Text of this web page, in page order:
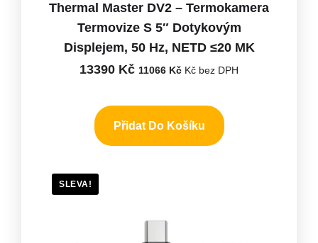
Thermal Master DV2 – Termokamera
Termovize S 5″ Dotykovým
Displejem, 50 Hz, NETD ≤20 MK
13390 Kč 11066 Kč Kč bez DPH
Přidat Do Košíku
SLEVA!